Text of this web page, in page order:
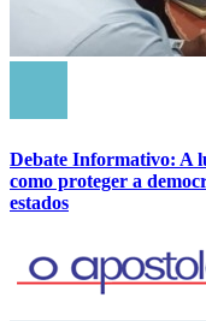
Debate Informativo: A
como proteger a
estados